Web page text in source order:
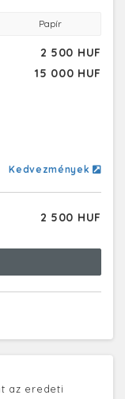
Papír
2 500 HUF
15 000 HUF
Kedvezmények
2 500 HUF
az eredeti